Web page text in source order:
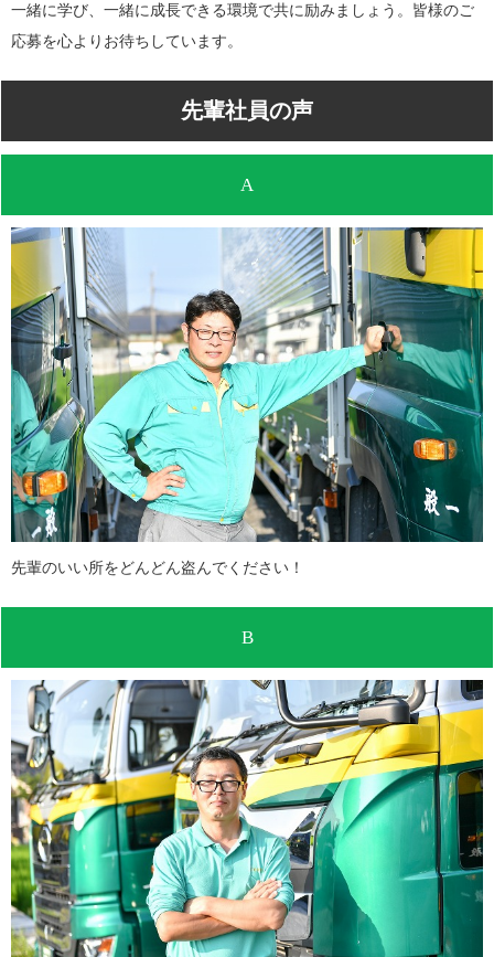
一緒に学び、一緒に成長できる環境で共に励みましょう。皆様のご
応募を心よりお待ちしています。
先輩社員の声
A
先輩のいい所をどんどん盗んでください！
B